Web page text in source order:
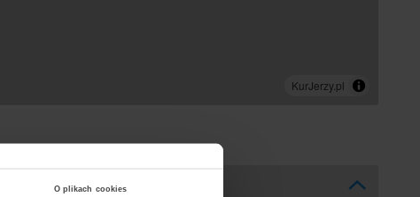
O plikach cookies